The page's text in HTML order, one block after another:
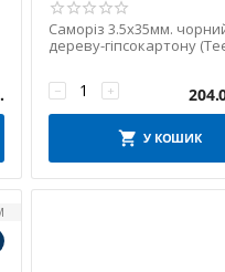
Саморіз 3.5х35мм.
дереву-гіпсокартону
+
−
У КОШИК